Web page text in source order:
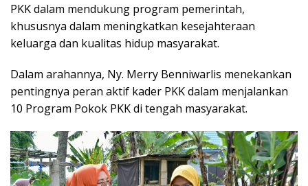
PKK dalam mendukung program pemerintah,
khususnya dalam meningkatkan kesejahteraan
keluarga dan kualitas hidup masyarakat.
Dalam arahannya, Ny. Merry Benniwarlis menekankan
pentingnya peran aktif kader PKK dalam menjalankan
10 Program Pokok PKK di tengah masyarakat.